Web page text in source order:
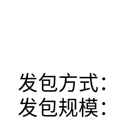
发包方式
发包规模